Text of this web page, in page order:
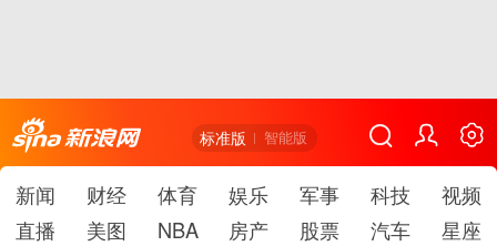
标准版 智能版
新闻 财经 体育 娱乐 军事 科技
视频
直播
美图 NBA 房产 股票 汽车
星座